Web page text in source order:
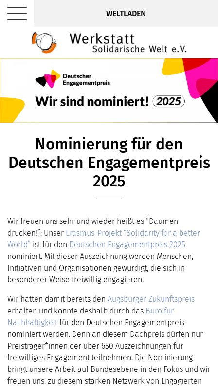
WELTLADEN
Nominierung für den
Deutschen Engagementpreis
2025
Wir freuen uns sehr und wieder heißt es “Daumen
drücken!”: Unser Erasmus-Projekt “Solidarity for a better
World” ist für den Deutschen Engagementpreis 2025
nominiert. Mit dieser Auszeichnung werden Menschen,
Initiativen und Organisationen gewürdigt, die sich in
besonderer Weise freiwillig engagieren.
Wir hatten damit bereits den Augsburger Zukunftspreis
erhalten und konnte deshalb durch das Büro für
Nachhaltigkeit für den Deutschen Engagementpreis
nominiert werden. Denn an diesem Dachpreis dürfen nur
Preisträger*innen der über 650 Auszeichnungen für
freiwilliges Engagement teilnehmen. Die Nominierung
bringt unsere Arbeit auf Bundesebene in den Fokus und wir
freuen uns, zu diesem starken Netzwerk von Engagierten